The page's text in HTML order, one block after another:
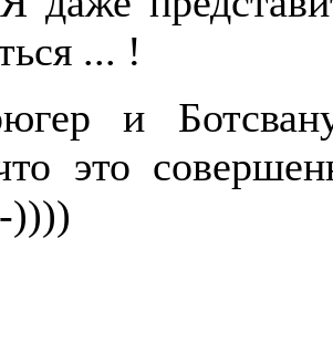
... !
и
это
))))